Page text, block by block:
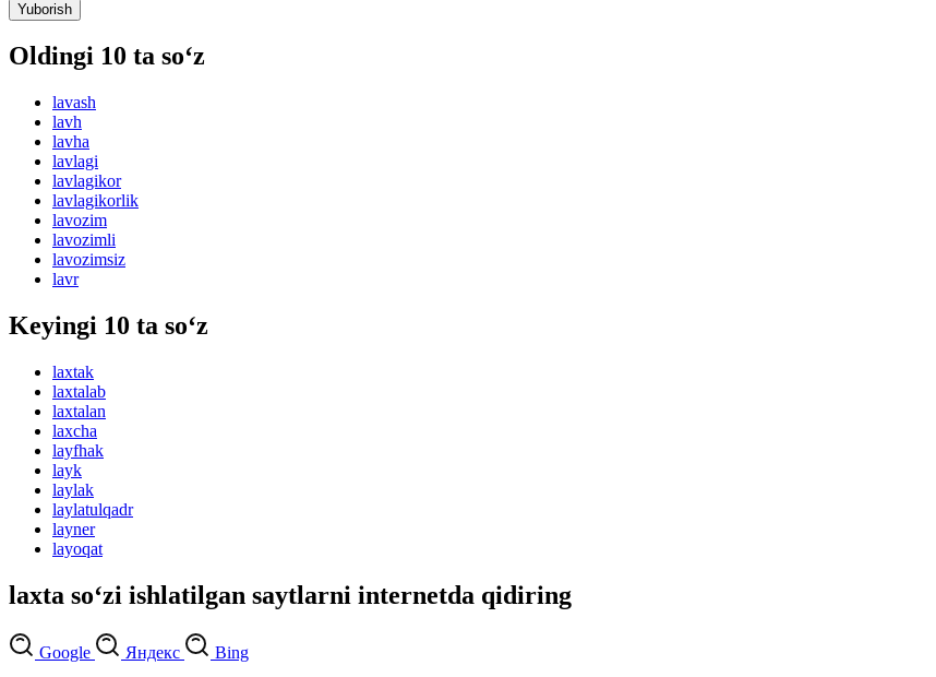
Yuborish
Oldingi 10 ta so‘z
lavash
lavh
lavha
lavlagi
lavlagikor
lavlagikorlik
lavozim
lavozimli
lavozimsiz
lavr
Keyingi 10 ta so‘z
laxtak
laxtalab
laxtalan
laxcha
layfhak
layk
laylak
laylatulqadr
layner
layoqat
laxta so‘zi ishlatilgan saytlarni internetda qidiring
Google Яндекс Bing